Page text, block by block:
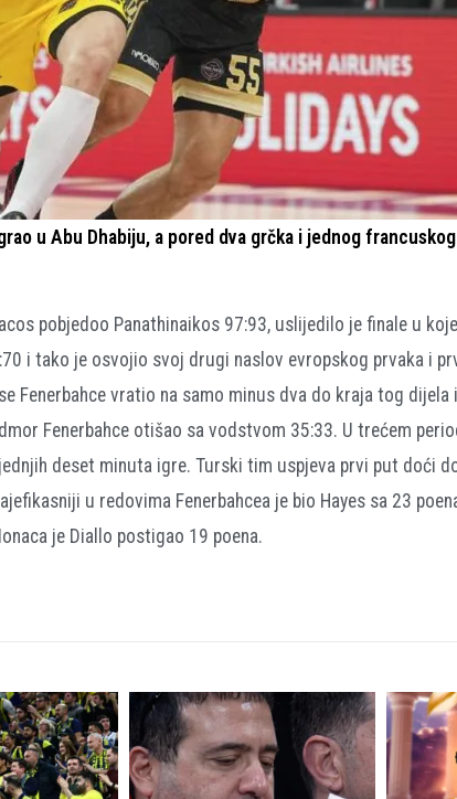
u Abu Dhabiju, a pored dva grčka i jednog
pobjedoo Panathinaikos 97:93, uslijedilo je finale u
i tako je osvojio svoj drugi naslov evropskog prvaka i
Fenerbahce vratio na samo minus dva do kraja tog
Fenerbahce otišao sa vodstvom 35:33. U trećem
deset minuta igre. Turski tim uspjeva prvi put doći
u redovima Fenerbahcea je bio Hayes sa 23
je Diallo postigao 19 poena.